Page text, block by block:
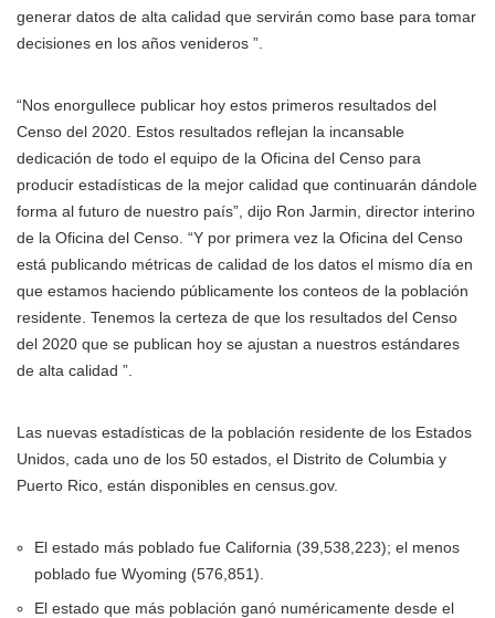
generar datos de alta calidad que servirán como base para tomar
decisiones en los años venideros ”.
“Nos enorgullece publicar hoy estos primeros resultados del
Censo del 2020. Estos resultados reflejan la incansable
dedicación de todo el equipo de la Oficina del Censo para
producir estadísticas de la mejor calidad que continuarán dándole
forma al futuro de nuestro país”, dijo Ron Jarmin, director interino
de la Oficina del Censo. “Y por primera vez la Oficina del Censo
está publicando métricas de calidad de los datos el mismo día en
que estamos haciendo públicamente los conteos de la población
residente. Tenemos la certeza de que los resultados del Censo
del 2020 que se publican hoy se ajustan a nuestros estándares
de alta calidad ”.
Las nuevas estadísticas de la población residente de los Estados
Unidos, cada uno de los 50 estados, el Distrito de Columbia y
Puerto Rico, están disponibles en census.gov.
El estado más poblado fue California (39,538,223); el menos
poblado fue Wyoming (576,851).
El estado que más población ganó numéricamente desde el